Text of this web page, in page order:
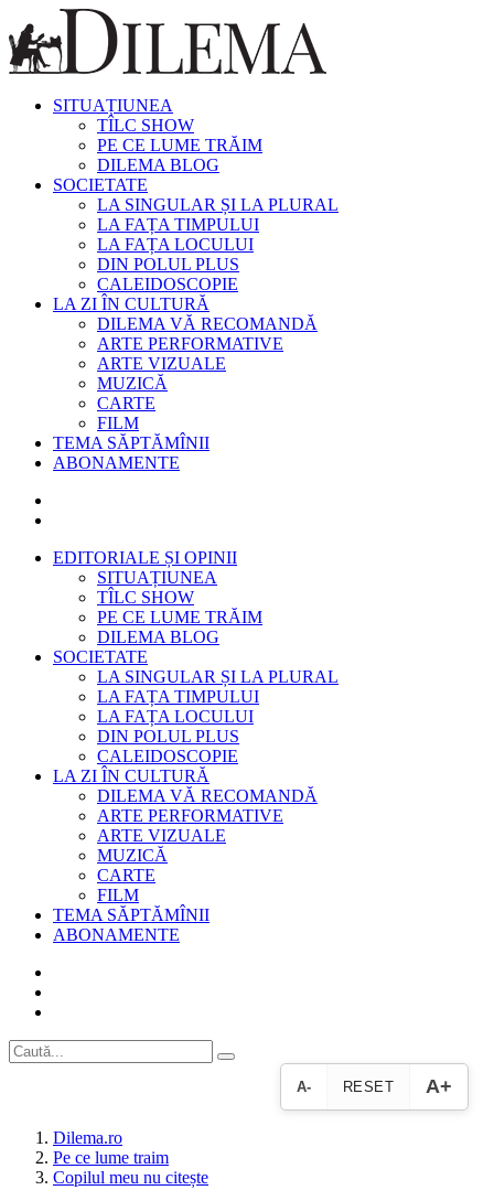
SITUAȚIUNEA
TÎLC SHOW
PE CE LUME TRĂIM
DILEMA BLOG
SOCIETATE
LA SINGULAR ȘI LA PLURAL
LA FAȚA TIMPULUI
LA FAȚA LOCULUI
DIN POLUL PLUS
CALEIDOSCOPIE
LA ZI ÎN CULTURĂ
DILEMA VĂ RECOMANDĂ
ARTE PERFORMATIVE
ARTE VIZUALE
MUZICĂ
CARTE
FILM
TEMA SĂPTĂMÎNII
ABONAMENTE
EDITORIALE ȘI OPINII
SITUAȚIUNEA
TÎLC SHOW
PE CE LUME TRĂIM
DILEMA BLOG
SOCIETATE
LA SINGULAR ȘI LA PLURAL
LA FAȚA TIMPULUI
LA FAȚA LOCULUI
DIN POLUL PLUS
CALEIDOSCOPIE
LA ZI ÎN CULTURĂ
DILEMA VĂ RECOMANDĂ
ARTE PERFORMATIVE
ARTE VIZUALE
MUZICĂ
CARTE
FILM
TEMA SĂPTĂMÎNII
ABONAMENTE
A- RESET A+
Dilema.ro
Pe ce lume traim
Copilul meu nu citește